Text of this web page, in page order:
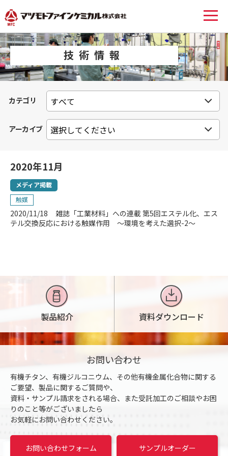
技術情報
カテゴリ
アーカイブ
2020年11月
メディア掲載
触媒
2020/11/18
雑誌「工業材料」への連載 第5回エステル化、エス
テル交換反応における触媒作用 ～環境を考えた選択-2～
製品紹介 資料ダウンロード
お問い合わせ
有機チタン、有機ジルコニウム、その他有機金属化合物に関する
ご要望、製品に関するご質問や、
資料・サンプル請求をされる場合、また受託加工のご相談やお困
りのこと等がございましたら
お気軽にお問い合わせください。
お問い合わせフォーム サンプルオーダー